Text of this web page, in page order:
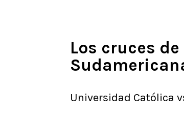
Los cruces
Universidad Católica